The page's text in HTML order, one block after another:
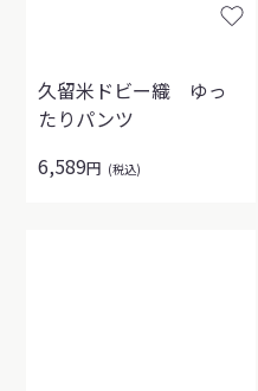
久留米ドビー織 ゆっ
たりパンツ
6,589円 (税込)